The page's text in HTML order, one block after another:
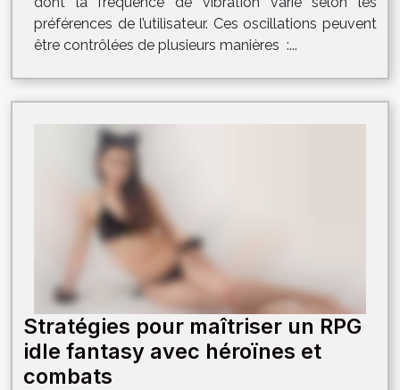
préférences de l’utilisateur. Ces oscillations peuvent
être contrôlées de plusieurs manières :...
Stratégies pour maîtriser un RPG
idle fantasy avec héroïnes et
combats